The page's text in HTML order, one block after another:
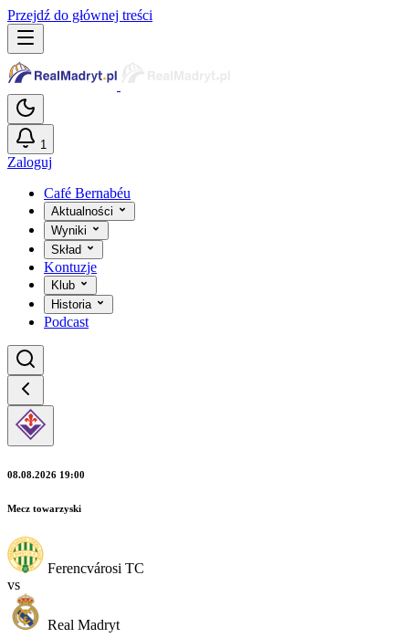
Przejdź do głównej treści
1
Zaloguj
Café Bernabéu
Aktualności
Wyniki
Skład
Kontuzje
Klub
Historia
Podcast
08.08.2026 19:00
Mecz towarzyski
Ferencvárosi TC
vs
Real Madryt